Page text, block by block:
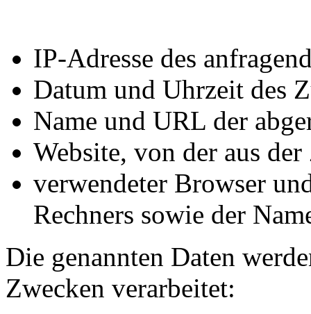
IP-Adresse des
Datum und Uhrzeit des
Name und URL der
Website, von der aus
verwendeter Browser
Rechners sowie der
Die genannten Daten
Zwecken verarbeitet: